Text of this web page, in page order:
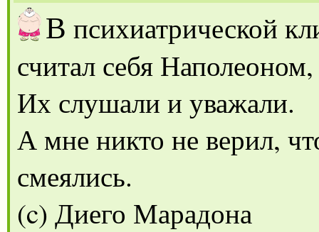
В психиатрической
считал себя
Их слушали и уважали.
А мне никто не верил,
смеялись.
(c) Диего Марадона